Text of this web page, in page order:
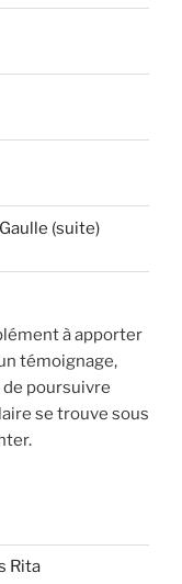
(suite)
à apporter
témoignage,
poursuivre
se trouve sous
Rita